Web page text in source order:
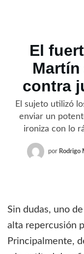
El
contra
El sujeto utilizó
enviar un
ironiza con lo
por Rodrigo
Sin dudas, uno
alta repercusión
Principalmente,